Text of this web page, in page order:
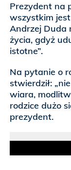
Prezydent na
wszystkim
Andrzej Duda
życia, gdyż
istotne”.
Na pytanie o
stwierdził:
wiara,
rodzice dużo
prezydent.